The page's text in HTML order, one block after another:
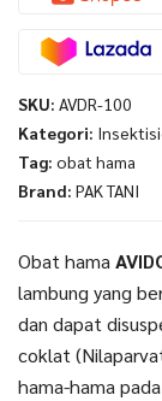
SKU: AVDR-100
Kategori:
Tag: obat hama
Brand: PAK TANI
Obat hama
lambung yang
dan dapat
coklat
hama-hama